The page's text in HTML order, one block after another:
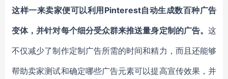
这样一来卖家便可以利用 Pinterest自动生成数百种广告
变体，并针对每个细分受众群来推送量身定制的广告。 这
不仅减少了制作定制广告所需的时间和精力，而且还能够
帮助卖家测试和确定哪些广告元素可以提高宣传效果，并